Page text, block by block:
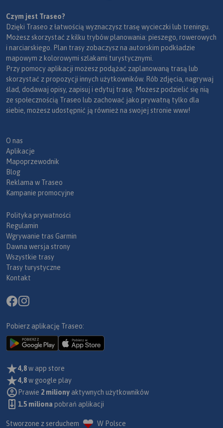
Czym jest Traseo?
Dzięki Traseo z łatwością wyznaczysz trasę wycieczki lub treningu.
Możesz skorzystać z kilku trybów planowania: pieszego, rowerowych
i narciarskiego. Plan trasy zobaczysz na autorskim podkładzie
mapowym z kolorowymi szlakami turystycznymi.
Przy pomocy aplikacji możesz podążać zaplanowaną trasą lub
skorzystać z propozycji innych użytkowników. Rób zdjęcia, nagrywaj
ślad, dodawaj opisy, zapisuj i edytuj trasę. Możesz podzielić się nią
ze społecznością Traseo lub zachować jako prywatną tylko dla
siebie, możesz udostępnić ją również na swojej stronie www!
O nas
Aplikacje
Mapoprzewodnik
Blog
Reklama w Traseo
Kampanie promocyjne
Polityka prywatności
Regulamin
Wgrywanie tras Garmin
Dawna wersja strony
Wszystkie trasy
Trasy turystyczne
Kontakt
Pobierz aplikację Traseo:
4,8w app store
4,8w google play
Prawie 2 miliony aktywnych użytkowników
1.5 miliona pobrań aplikacji
Stworzone z serduchem W Polsce